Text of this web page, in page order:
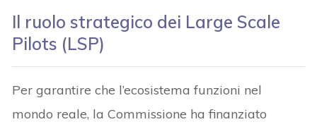
Il ruolo strategico dei Large Scale
Pilots (LSP)
Per garantire che l’ecosistema funzioni nel
mondo reale, la Commissione ha finanziato